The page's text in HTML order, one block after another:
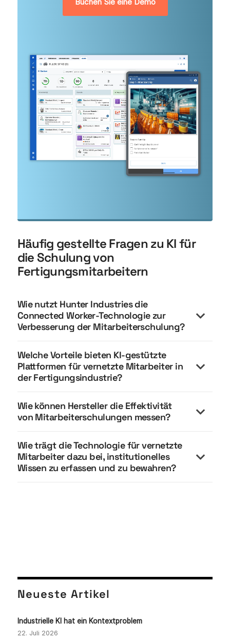
Häufig gestellte Fragen zu KI für
die Schulung von
Fertigungsmitarbeitern
Wie nutzt Hunter Industries die
Connected Worker-Technologie zur
Verbesserung der Mitarbeiterschulung?
Welche Vorteile bieten KI-gestützte
Plattformen für vernetzte Mitarbeiter in
der Fertigungsindustrie?
Wie können Hersteller die Effektivität
von Mitarbeiterschulungen messen?
Wie trägt die Technologie für vernetzte
Mitarbeiter dazu bei, institutionelles
Wissen zu erfassen und zu bewahren?
Neueste Artikel
Industrielle KI hat ein Kontextproblem
22. Juli 2026